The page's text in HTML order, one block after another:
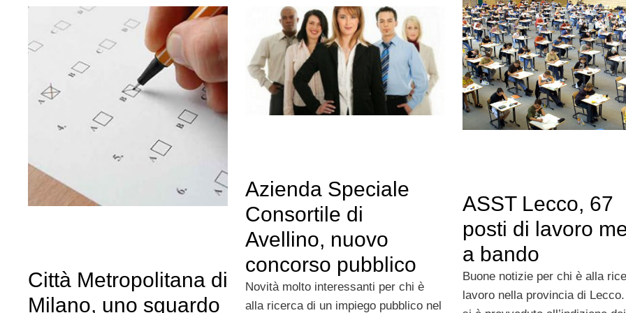
ASST Lecco, 67
posti di lavoro
a bando
Buone notizie per chi è alla
lavoro nella provincia di
Città Metropolitana di
Milano, uno sguardo
Azienda Speciale
Consortile di
Avellino, nuovo
concorso pubblico
Novità molto interessanti per chi è
alla ricerca di un impiego pubblico nel